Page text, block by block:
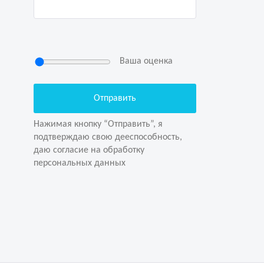
Ваша оценка
Нажимая кнопку “Отправить”, я
подтверждаю свою дееспособность,
даю согласие на обработку
персональных данных
Нажимая кнопку “Отправить”, я
даю согласие на обработку
персональных данных